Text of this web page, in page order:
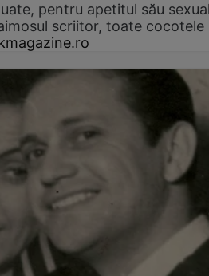
pentru apetitul său
scriitor, toate cocotele